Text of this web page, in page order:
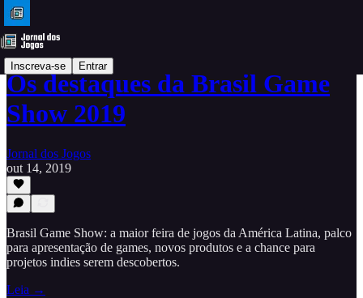
Inscreva-se Entrar
Os destaques da Brasil Game
Show 2019
Jornal dos Jogos
out 14, 2019
Brasil Game Show: a maior feira de jogos da América Latina, palco
para apresentação de games, novos produtos e a chance para
projetos indies serem descobertos.
Leia →